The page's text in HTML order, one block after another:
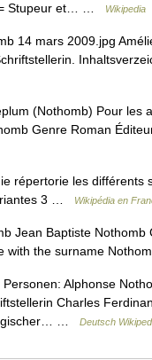
= Stupeur et… …
Wikipedia
14 mars 2009.jpg
(Nothomb) Pour les
Genre Roman
répertorie les différents
3 …
Wikipédia en
Jean Baptiste Nothomb
with the surname
Alphonse
Charles
…
Deutsch